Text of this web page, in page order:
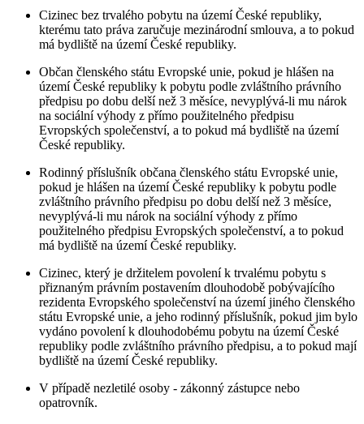
Cizinec bez trvalého pobytu na území České republiky,
kterému tato práva zaručuje mezinárodní smlouva, a to pokud
má bydliště na území České republiky.
Občan členského státu Evropské unie, pokud je hlášen na
území České republiky k pobytu podle zvláštního právního
předpisu po dobu delší než 3 měsíce, nevyplývá-li mu nárok
na sociální výhody z přímo použitelného předpisu
Evropských společenství, a to pokud má bydliště na území
České republiky.
Rodinný příslušník občana členského státu Evropské unie,
pokud je hlášen na území České republiky k pobytu podle
zvláštního právního předpisu po dobu delší než 3 měsíce,
nevyplývá-li mu nárok na sociální výhody z přímo
použitelného předpisu Evropských společenství, a to pokud
má bydliště na území České republiky.
Cizinec, který je držitelem povolení k trvalému pobytu s
přiznaným právním postavením dlouhodobě pobývajícího
rezidenta Evropského společenství na území jiného členského
státu Evropské unie, a jeho rodinný příslušník, pokud jim bylo
vydáno povolení k dlouhodobému pobytu na území České
republiky podle zvláštního právního předpisu, a to pokud mají
bydliště na území České republiky.
V případě nezletilé osoby - zákonný zástupce nebo
opatrovník.